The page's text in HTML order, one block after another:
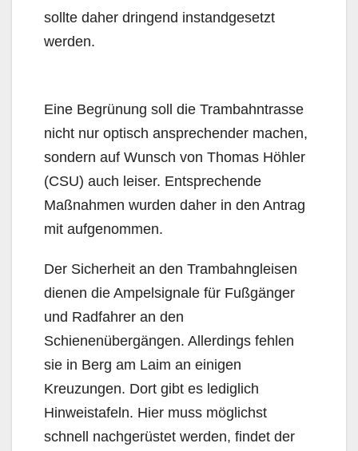
sollte daher dringend instandgesetzt
werden.
Eine Begrünung soll die Trambahntrasse
nicht nur optisch ansprechender machen,
sondern auf Wunsch von Thomas Höhler
(CSU) auch leiser. Entsprechende
Maßnahmen wurden daher in den Antrag
mit aufgenommen.
Der Sicherheit an den Trambahngleisen
dienen die Ampelsignale für Fußgänger
und Radfahrer an den
Schienenübergängen. Allerdings fehlen
sie in Berg am Laim an einigen
Kreuzungen. Dort gibt es lediglich
Hinweistafeln. Hier muss möglichst
schnell nachgerüstet werden, findet der